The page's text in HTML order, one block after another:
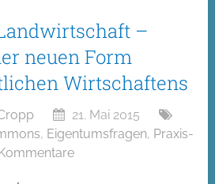
–
neuen Form
Wirtschaftens
21. Mai 2015
, Eigentumsfragen, Praxis-